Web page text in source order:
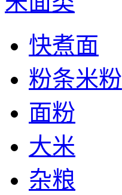
快煮面
粉条米粉
面粉
大米
杂粮